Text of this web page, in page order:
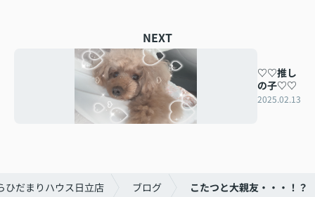
NEXT
♡♡推し
の子♡♡
2025.02.13
ひだまりハウス日立店 ブログ こたつと大親友・・・！？